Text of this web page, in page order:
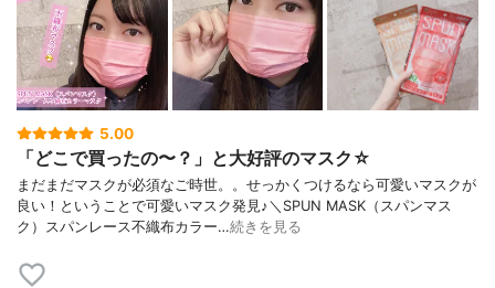
5.00
「どこで買ったの〜？」と大好評のマスク☆
まだまだマスクが必須なご時世。。せっかくつけるなら可愛いマスクが
良い！ということで可愛いマスク発見♪＼SPUN MASK（スパンマス
ク）スパンレース不織布カラー…続きを見る